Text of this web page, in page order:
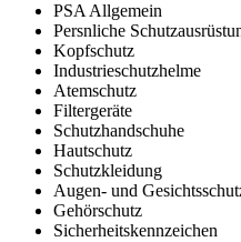
PSA Allgemein
Persnliche
Kopfschutz
Industrieschutzhelme
Atemschutz
Filtergeräte
Schutzhandschuhe
Hautschutz
Schutzkleidung
Augen- und
Gehörschutz
Sicherheitskennzeichen